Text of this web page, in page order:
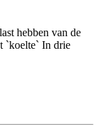
hebben van de
`koelte` In drie